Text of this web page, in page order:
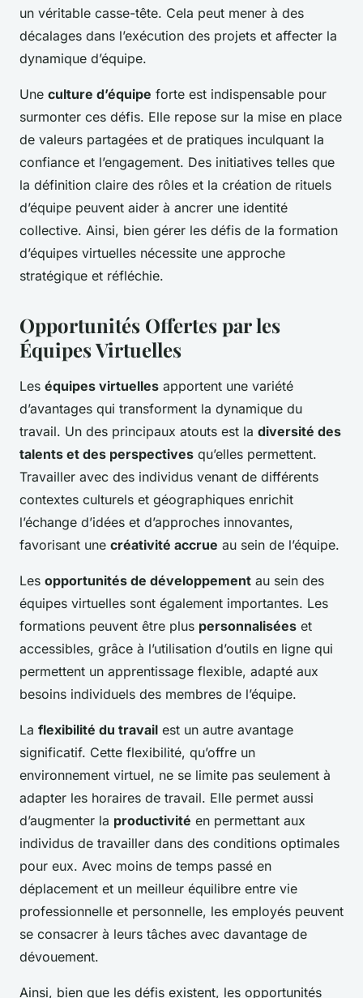
un véritable casse-tête. Cela peut mener à des
décalages dans l’exécution des projets et affecter la
dynamique d’équipe.
Une culture d’équipe forte est indispensable pour
surmonter ces défis. Elle repose sur la mise en place
de valeurs partagées et de pratiques inculquant la
confiance et l’engagement. Des initiatives telles que
la définition claire des rôles et la création de rituels
d’équipe peuvent aider à ancrer une identité
collective. Ainsi, bien gérer les défis de la formation
d’équipes virtuelles nécessite une approche
stratégique et réfléchie.
Opportunités Offertes par les
Équipes Virtuelles
Les équipes virtuelles apportent une variété
d’avantages qui transforment la dynamique du
travail. Un des principaux atouts est la diversité des
talents et des perspectives qu’elles permettent.
Travailler avec des individus venant de différents
contextes culturels et géographiques enrichit
l’échange d’idées et d’approches innovantes,
favorisant une créativité accrue au sein de l’équipe.
Les opportunités de développement au sein des
équipes virtuelles sont également importantes. Les
formations peuvent être plus personnalisées et
accessibles, grâce à l’utilisation d’outils en ligne qui
permettent un apprentissage flexible, adapté aux
besoins individuels des membres de l’équipe.
La flexibilité du travail est un autre avantage
significatif. Cette flexibilité, qu’offre un
environnement virtuel, ne se limite pas seulement à
adapter les horaires de travail. Elle permet aussi
d’augmenter la productivité en permettant aux
individus de travailler dans des conditions optimales
pour eux. Avec moins de temps passé en
déplacement et un meilleur équilibre entre vie
professionnelle et personnelle, les employés peuvent
se consacrer à leurs tâches avec davantage de
dévouement.
Ainsi, bien que les défis existent, les opportunités